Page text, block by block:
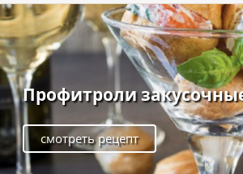
Профитроли
смотреть рецепт